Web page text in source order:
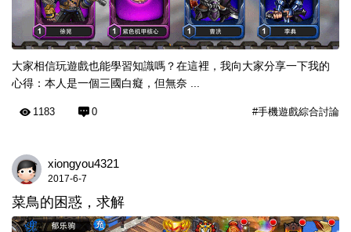
大家相信玩遊戲也能學習知識嗎？在這裡，我向大家分享一下我的
心得：本人是一個三國白癡，但無奈 ...
#手機遊戲綜合討論
1183 0
xiongyou4321
2017-6-7
菜鳥的困惑，求解